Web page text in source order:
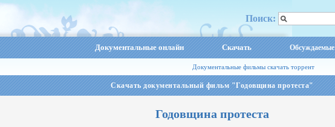
Поиск:
Документальные онлайн Скачать Обсуждаемые
Документальные фильмы скачать торрент
Скачать документальный фильм "Годовщина протеста"
Годовщина протеста